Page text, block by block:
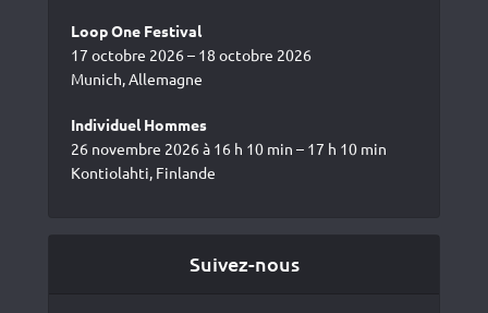
Loop One Festival
17 octobre 2026 – 18 octobre 2026
Munich, Allemagne
Individuel Hommes
26 novembre 2026 à 16 h 10 min – 17 h 10 min
Kontiolahti, Finlande
Suivez-nous